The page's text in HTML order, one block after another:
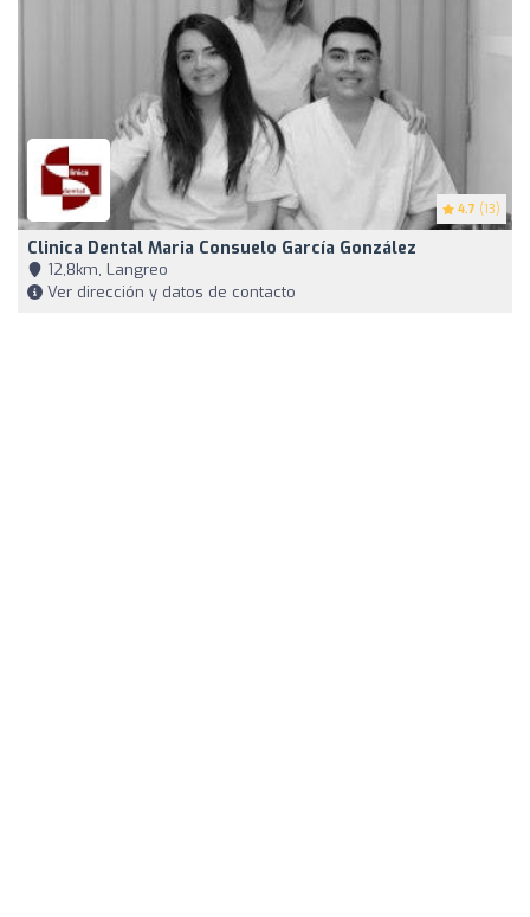
4.7 (13)
Clinica Dental Maria Consuelo García González
12,8km, Langreo
Ver dirección y datos de contacto